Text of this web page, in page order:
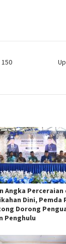
Angka Perceraian
Dini, Pemda
Dorong
Penghulu